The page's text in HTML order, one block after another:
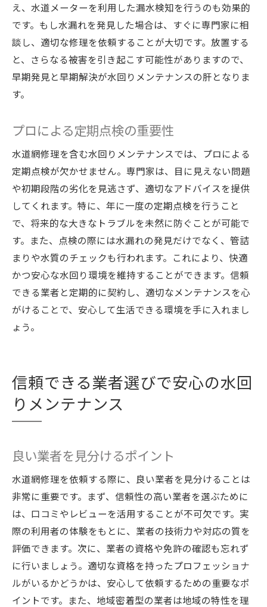
え、水道メーターを利用した漏水検知を行うのも効果的
です。もし水漏れを発見した場合は、すぐに専門家に相
談し、適切な修理を依頼することが大切です。放置する
と、さらなる被害を引き起こす可能性がありますので、
早期発見と早期解決が水回りメンテナンスの肝となりま
す。
プロによる定期点検の重要性
水道網修理を含む水回りメンテナンスでは、プロによる
定期点検が欠かせません。専門家は、目に見えない問題
や初期段階の劣化を見逃さず、適切なアドバイスを提供
してくれます。特に、年に一度の定期点検を行うこと
で、将来的な大きなトラブルを未然に防ぐことが可能で
す。また、点検の際には水漏れの発見だけでなく、管詰
まりや水質のチェックも行われます。これにより、快適
かつ安心な水回り環境を維持することができます。信頼
できる業者と定期的に契約し、適切なメンテナンスを心
がけることで、安心して生活できる環境を手に入れまし
ょう。
信頼できる業者選びで安心の水回
りメンテナンス
良い業者を見分けるポイント
水道網修理を依頼する際に、良い業者を見分けることは
非常に重要です。まず、信頼性の高い業者を選ぶために
は、口コミやレビューを活用することが不可欠です。実
際の利用者の体験をもとに、業者の技術力や対応の質を
評価できます。次に、業者の資格や免許の確認も忘れず
に行いましょう。適切な資格を持ったプロフェッショナ
ルがいるかどうかは、安心して依頼するための重要なポ
イントです。また、地域密着型の業者は地域の特性を理